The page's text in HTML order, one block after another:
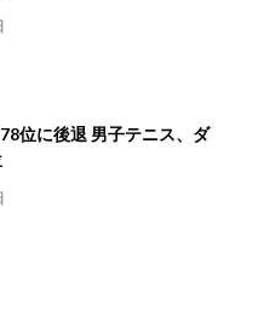
位に後退 男子テニス、ダ